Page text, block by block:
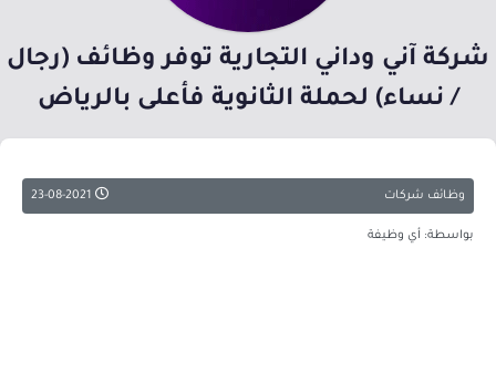
شركة آني وداني التجارية توفر وظائف (رجال
/ نساء) لحملة الثانوية فأعلى بالرياض
وظائف شركات
بواسطة: أي وظيفة